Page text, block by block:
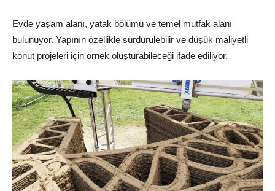
Evde yaşam alanı, yatak bölümü ve temel mutfak alanı
bulunuyor. Yapının özellikle sürdürülebilir ve düşük maliyetli
konut projeleri için örnek oluşturabileceği ifade ediliyor.